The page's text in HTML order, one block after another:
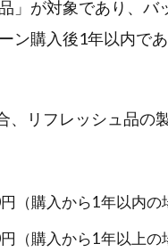
」が対象であり、バ
ン購入後1年以内で
リフレッシュ品の
（購入から1年以内の
（購入から1年以上の